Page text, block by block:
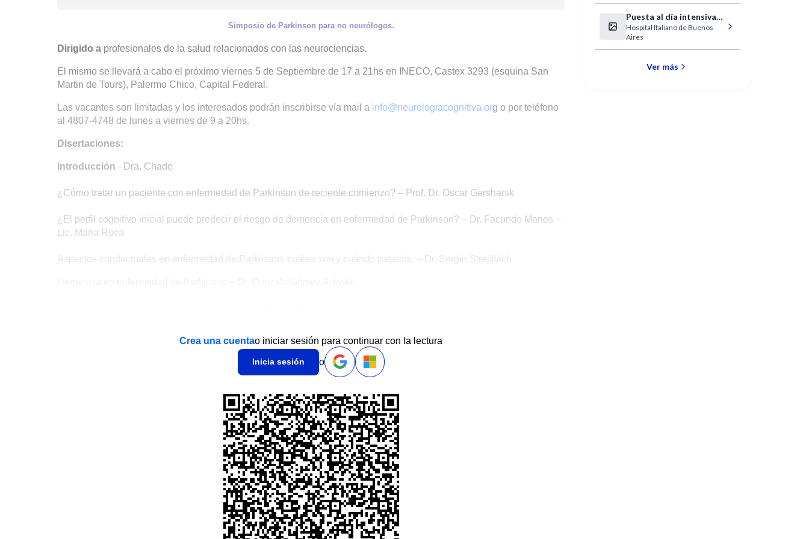
Simposio de Parkinson para no neurólogos.
Dirigido a profesionales de la salud relacionados con las neurociencias.
El mismo se llevará a cabo el próximo viernes 5 de Septiembre de 17 a 21hs en INECO, Castex 3293 (esquina San
Martin de Tours), Palermo Chico, Capital Federal.
Las vacantes son limitadas y los interesados podrán inscribirse vía mail a info@neurologiacognitiva.org o por teléfono
al 4807-4748 de lunes a viernes de 9 a 20hs.
Disertaciones:
Introducción - Dra. Chade
¿Cómo tratar un paciente con enfermedad de Parkinson de reciente comienzo? – Prof. Dr. Oscar Gershanik
¿El perfil cognitivo inicial puede predecir el riesgo de demencia en enfermedad de Parkinson? – Dr. Facundo Manes –
Lic. Maria Roca
Aspectos conductuales en enfermedad de Parkinson: cuáles son y cuándo tratarlos. – Dr. Sergio Strejilvich
Crea una cuentao iniciar sesión para continuar con la lectura
Inicia sesión o
Puesta al día intensiva
en Medicina Interna y
Ambulatoria
Hospital Italiano de Buenos
Aires
Ver más